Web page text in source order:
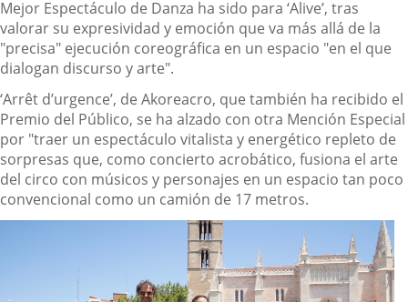
Mejor Espectáculo de Danza ha sido para ‘Alive’, tras
valorar su expresividad y emoción que va más allá de la
"precisa" ejecución coreográfica en un espacio "en el que
dialogan discurso y arte".
‘Arrêt d’urgence’, de Akoreacro, que también ha recibido el
Premio del Público, se ha alzado con otra Mención Especial
por "traer un espectáculo vitalista y energético repleto de
sorpresas que, como concierto acrobático, fusiona el arte
del circo con músicos y personajes en un espacio tan poco
convencional como un camión de 17 metros.